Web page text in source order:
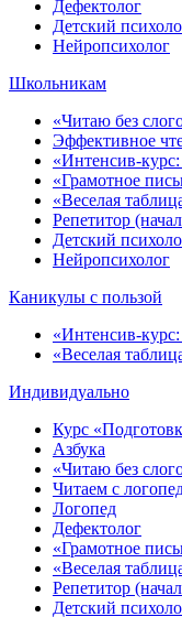
Дефектолог
Детский
Нейропсихолог
Школьникам
«Читаю без
Эффективное
«Интенсив-
«Грамотное
«Веселая
Репетитор
Детский
Нейропсихолог
Каникулы с пользой
«Интенсив-
«Веселая
Индивидуально
Курс
Азбука
«Читаю без
Читаем с
Логопед
Дефектолог
«Грамотное
«Веселая
Репетитор
Детский